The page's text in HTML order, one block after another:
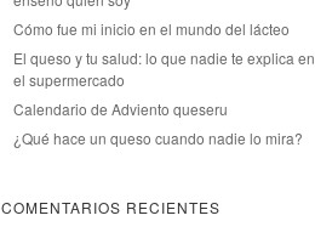
Cómo fue mi inicio en el mundo del lácteo
El queso y tu salud: lo que nadie te explica en
el supermercado
Calendario de Adviento queseru
¿Qué hace un queso cuando nadie lo mira?
COMENTARIOS RECIENTES